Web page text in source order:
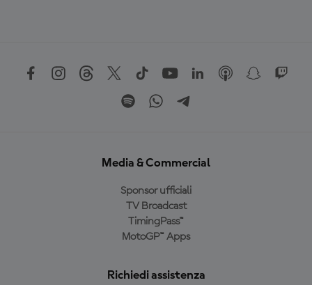
Media & Commercial
Sponsor ufficiali
TV Broadcast
TimingPass™
MotoGP™ Apps
Richiedi assistenza